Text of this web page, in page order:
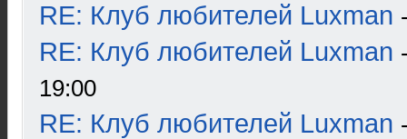
RE: Клуб любителей Luxman
RE: Клуб любителей Luxman
19:00
RE: Клуб любителей Luxman